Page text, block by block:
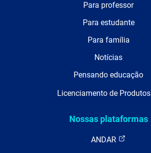
Para professor
Para estudante
Para família
Notícias
Pensando educação
Licenciamento de Produtos
Nossas plataformas
ANDAR